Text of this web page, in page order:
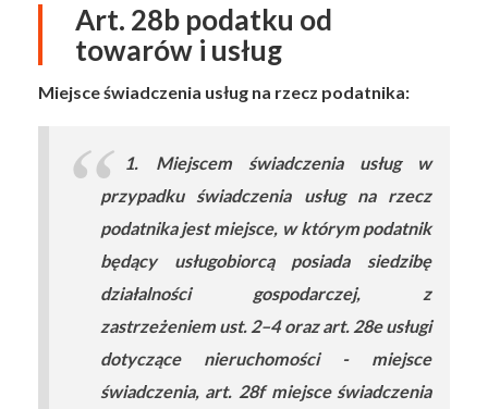
Art. 28b podatku od
towarów i usług
Miejsce świadczenia usług na rzecz podatnika:
1. Miejscem świadczenia usług w
przypadku świadczenia usług na rzecz
podatnika jest miejsce, w którym podatnik
będący usługobiorcą posiada siedzibę
działalności gospodarczej, z
zastrzeżeniem ust. 2–4 oraz art. 28e usługi
dotyczące nieruchomości - miejsce
świadczenia, art. 28f miejsce świadczenia